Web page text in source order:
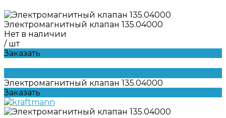
Электромагнитный клапан 135.04000
Нет в наличии
/ шт
Заказать
Электромагнитный клапан 135.04000
Заказать